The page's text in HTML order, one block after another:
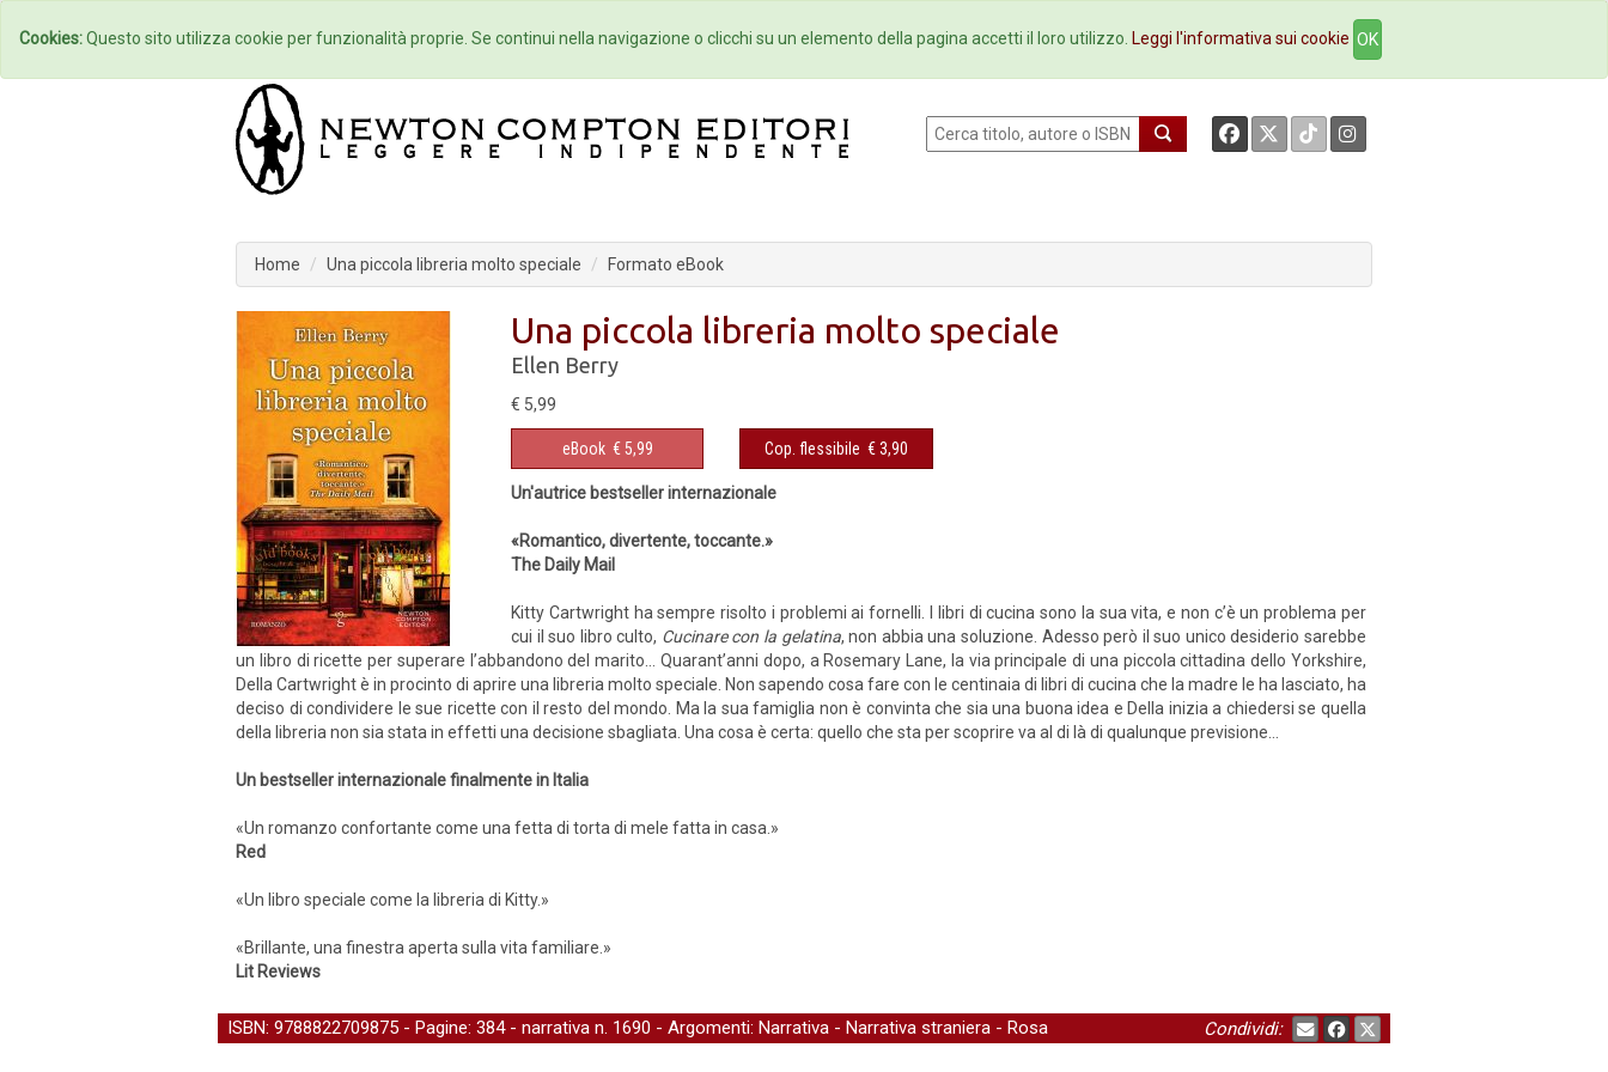
Home Autori Eventi Collane Newsletter Ebookstore Contatti
Home Una piccola libreria molto speciale Formato eBook
Una piccola libreria molto speciale
Ellen Berry
€ 5,99
eBook € 5,99 Cop. flessibile € 3,90
Un'autrice bestseller internazionale
«Romantico, divertente, toccante.»
The Daily Mail
Kitty Cartwright ha sempre risolto i problemi ai fornelli. I libri di cucina sono la sua vita, e non c’è un problema per
cui il suo libro culto, Cucinare con la gelatina, non abbia una soluzione. Adesso però il suo unico desiderio sarebbe
un libro di ricette per superare l’abbandono del marito… Quarant’anni dopo, a Rosemary Lane, la via principale di una piccola cittadina dello Yorkshire,
Della Cartwright è in procinto di aprire una libreria molto speciale. Non sapendo cosa fare con le centinaia di libri di cucina che la madre le ha lasciato, ha
deciso di condividere le sue ricette con il resto del mondo. Ma la sua famiglia non è convinta che sia una buona idea e Della inizia a chiedersi se quella
della libreria non sia stata in effetti una decisione sbagliata. Una cosa è certa: quello che sta per scoprire va al di là di qualunque previsione…
Un bestseller internazionale finalmente in Italia
«Un romanzo confortante come una fetta di torta di mele fatta in casa.»
Red
«Un libro speciale come la libreria di Kitty.»
«Brillante, una finestra aperta sulla vita familiare.»
Lit Reviews
ISBN: 9788822709875 - Pagine: 384 - narrativa n. 1690 - Argomenti: Narrativa - Narrativa straniera - Rosa Condividi:
Cookies:Questo sito utilizza cookie per funzionalità proprie. Se continui nella navigazione o clicchi su un elemento della pagina accetti il loro utilizzo. Leggi l'informativa sui cookie OK